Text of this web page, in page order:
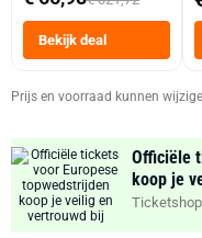
Bekijk deal
Prijs en voorraad kunnen
Officiële
koop je
Ticketshop